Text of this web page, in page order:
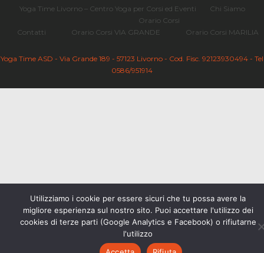
Yoga Time Livorno – Centro Yoga per Corsi ed Eventi Chi Siamo
Contatti
Orario Corsi
Orario Corsi VIA GRANDE
Orario Corsi MARILIA
Yoga Time ASD - Via Grande 189 - 57123 Livorno - Cod. Fisc. 92123930494 - Tel
0586/951914
Utilizziamo i cookie per essere sicuri che tu possa avere la
migliore esperienza sul nostro sito. Puoi accettare l'utilizzo dei
cookies di terze parti (Google Analytics e Facebook) o rifiutarne
l'utilizzo